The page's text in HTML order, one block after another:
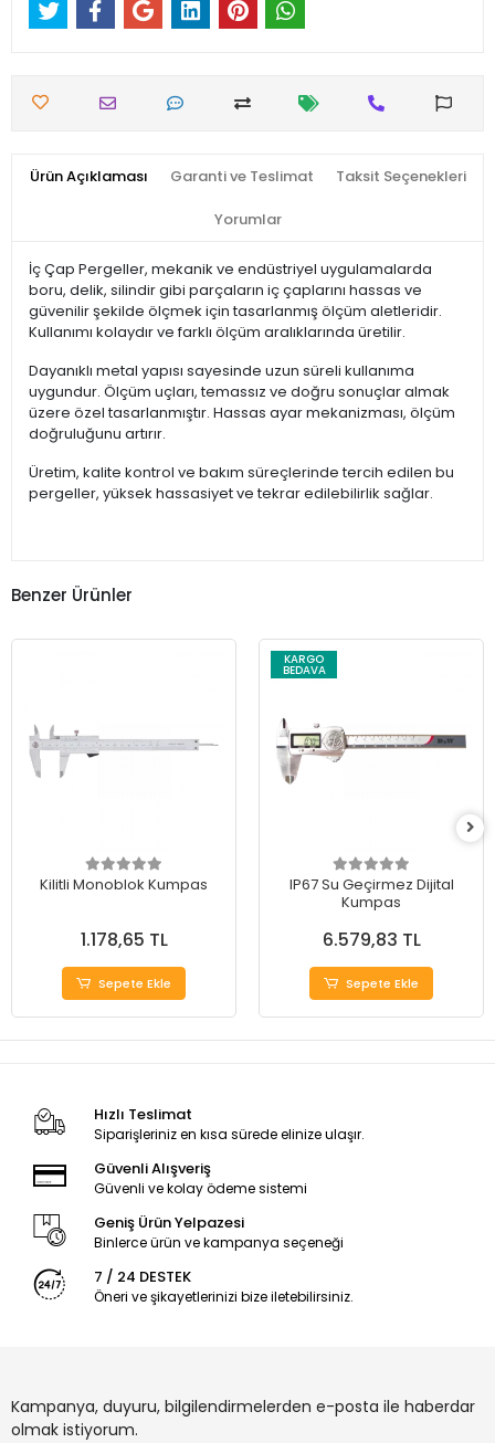
Ürün Açıklaması Garanti ve Teslimat Taksit Seçenekleri
Yorumlar
İç Çap Pergeller, mekanik ve endüstriyel uygulamalarda
boru, delik, silindir gibi parçaların iç çaplarını hassas ve
güvenilir şekilde ölçmek için tasarlanmış ölçüm aletleridir.
Kullanımı kolaydır ve farklı ölçüm aralıklarında üretilir.
Dayanıklı metal yapısı sayesinde uzun süreli kullanıma
uygundur. Ölçüm uçları, temassız ve doğru sonuçlar almak
üzere özel tasarlanmıştır. Hassas ayar mekanizması, ölçüm
doğruluğunu artırır.
Üretim, kalite kontrol ve bakım süreçlerinde tercih edilen bu
pergeller, yüksek hassasiyet ve tekrar edilebilirlik sağlar.
Benzer Ürünler
Kilitli Monoblok Kumpas
1.178,65 TL
Sepete Ekle
KARGO
BEDAVA
IP67 Su Geçirmez Dijital
Kumpas
6.579,83 TL
Sepete Ekle
Hızlı Teslimat
Siparişleriniz en kısa sürede elinize ulaşır.
Güvenli Alışveriş
Güvenli ve kolay ödeme sistemi
Geniş Ürün Yelpazesi
Binlerce ürün ve kampanya seçeneği
7 / 24 DESTEK
Öneri ve şikayetlerinizi bize iletebilirsiniz.
Kampanya, duyuru, bilgilendirmelerden e-posta ile haberdar
olmak istiyorum.